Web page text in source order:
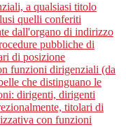
a qualsiasi titolo
quelli conferiti
dall'organo di indirizzo
pubbliche di
di posizione
funzioni dirigenziali (da
che distinguano le
dirigenti, dirigenti
titolari di
con funzioni